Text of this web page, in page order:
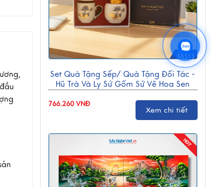
55513
Set Quà Tặng Sếp/ Quà Tặng Đối Tác -
Hũ Trà Và Ly Sứ Gốm Sứ Vẽ Hoa Sen
766.260 VNĐ
Xem chi tiết